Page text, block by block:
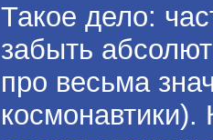
Такое дело:
забыть
про весьма
космонавтики).